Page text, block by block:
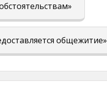
общежитие»